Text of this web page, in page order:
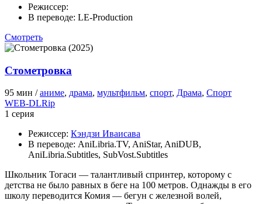
Режиссер:
В переводе: LE-Production
Смотреть
Стометровка
95 мин /аниме, драма, мультфильм, спорт, Драма, Спорт
WEB-DLRip
1 серия
Режиссер: Кэндзи Иваисава
В переводе: AniLibria.TV, AniStar, AniDUB,
AniLibria.Subtitles, SubVost.Subtitles
Школьник Тогаси — талантливый спринтер, которому с
детства не было равных в беге на 100 метров. Однажды в его
школу переводится Комия — бегун с железной волей,